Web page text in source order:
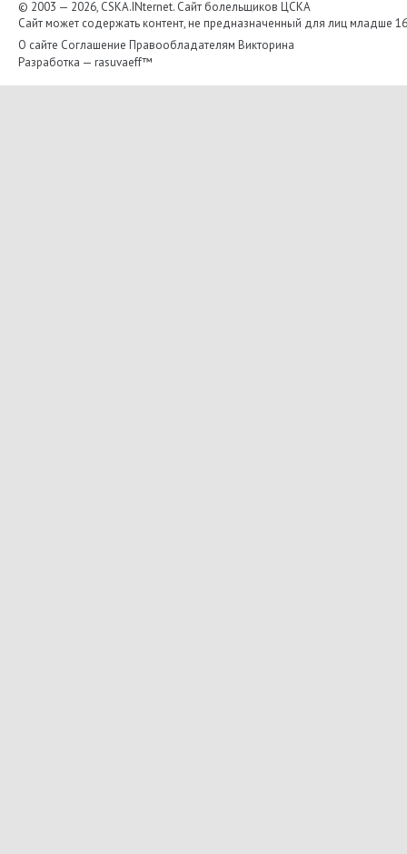
© 2003 — 2026, CSKA.INternet. Cайт болельщиков ЦСКА
Сайт может содержать контент, не предназначенный для лиц младше
О сайте Соглашение Правообладателям Викторина
Разработка — rasuvaeff™